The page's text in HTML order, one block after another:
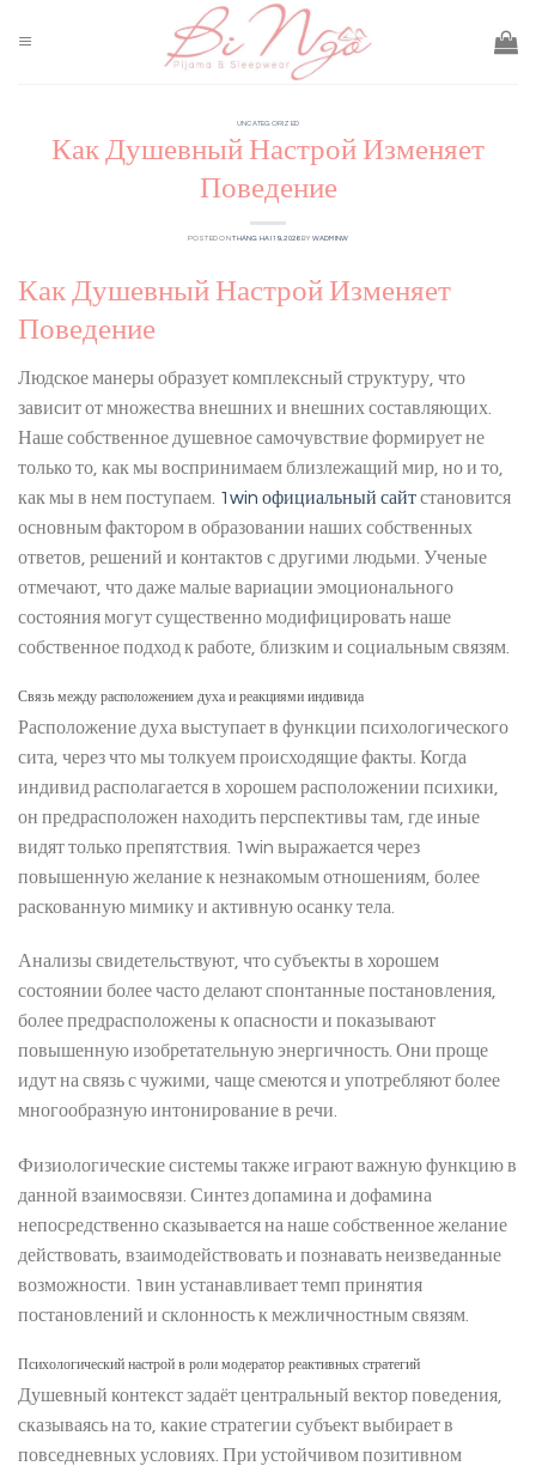
UNCATEGORIZED
Как Душевный Настрой Изменяет
Поведение
POSTED ONTHÁNG HAI 19, 2026BY WADMINW
Как Душевный Настрой Изменяет
Поведение
Людское манеры образует комплексный структуру, что
зависит от множества внешних и внешних составляющих.
Наше собственное душевное самочувствие формирует не
только то, как мы воспринимаем близлежащий мир, но и то,
как мы в нем поступаем. 1win официальный сайтстановится
основным фактором в образовании наших собственных
ответов, решений и контактов с другими людьми. Ученые
отмечают, что даже малые вариации эмоционального
состояния могут существенно модифицировать наше
собственное подход к работе, близким и социальным связям.
Связь между расположением духа и реакциями индивида
Расположение духа выступает в функции психологического
сита, через что мы толкуем происходящие факты. Когда
индивид располагается в хорошем расположении психики,
он предрасположен находить перспективы там, где иные
видят только препятствия. 1win выражается через
повышенную желание к незнакомым отношениям, более
раскованную мимику и активную осанку тела.
Анализы свидетельствуют, что субъекты в хорошем
состоянии более часто делают спонтанные постановления,
более предрасположены к опасности и показывают
повышенную изобретательную энергичность. Они проще
идут на связь с чужими, чаще смеются и употребляют более
многообразную интонирование в речи.
Физиологические системы также играют важную функцию в
данной взаимосвязи. Синтез допамина и дофамина
непосредственно сказывается на наше собственное желание
действовать, взаимодействовать и познавать неизведанные
возможности. 1вин устанавливает темп принятия
постановлений и склонность к межличностным связям.
Психологический настрой в роли модератор реактивных стратегий
Душевный контекст задаёт центральный вектор поведения,
сказываясь на то, какие стратегии субъект выбирает в
повседневных условиях. При устойчивом позитивном